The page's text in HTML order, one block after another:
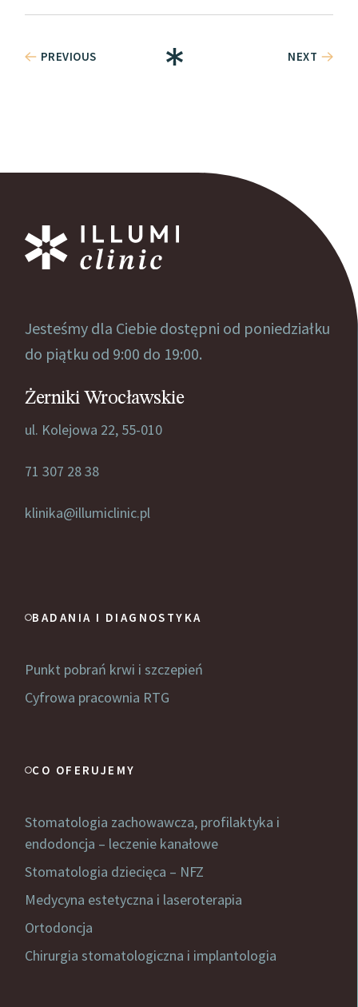
PREVIOUS NEXT
Jesteśmy dla Ciebie dostępni od poniedziałku
do piątku od 9:00 do 19:00.
Żerniki Wrocławskie
ul. Kolejowa 22, 55-010
71 307 28 38
klinika@illumiclinic.pl
BADANIA I DIAGNOSTYKA
Punkt pobrań krwi i szczepień
Cyfrowa pracownia RTG
CO OFERUJEMY
Stomatologia zachowawcza, profilaktyka i
endodoncja – leczenie kanałowe
Stomatologia dziecięca – NFZ
Medycyna estetyczna i laseroterapia
Ortodoncja
Chirurgia stomatologiczna i implantologia